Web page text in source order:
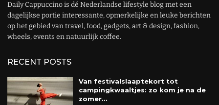
Daily Cappuccino is dé Nederlandse lifestyle blog met een
dagelijkse portie interessante, opmerkelijke en leuke berichten
op het gebied van travel, food, gadgets, art & design, fashion,
wheels, events en natuurlijk coffee.
RECENT POSTS
Van festivalslaaptekort tot
campingkwaaltjes: zo kom je na de
zomer...